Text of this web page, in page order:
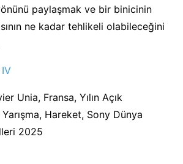
paylaşmak ve bir binicinin
ne kadar tehlikeli olabileceğini
Unia, Fransa, Yılın Açık
Yarışma, Hareket, Sony Dünya
2025